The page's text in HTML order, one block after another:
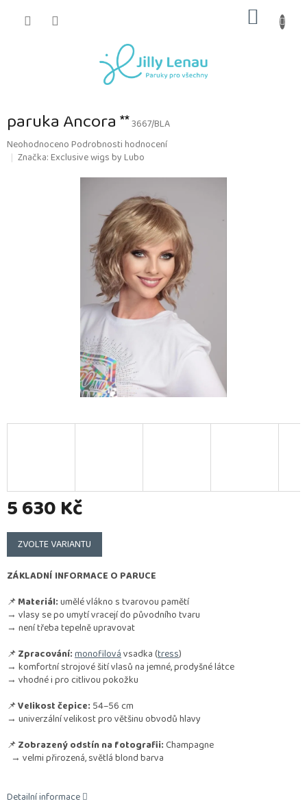
KOŠÍK
paruka Ancora **3667/BLA
Průměrné
hodnocení
NeohodnocenoPodrobnosti hodnocení
Značka:Exclusive wigs by Lubo
5 630 Kč
Měrná
cena:
ZVOLTE VARIANTU
ZÁKLADNÍ INFORMACE O PARUCE
📌Materiál:umělé vlákno s tvarovou pamětí
→ vlasy se po umytí vracejí do původního tvaru
→ není třeba tepelně upravovat
📌Zpracování:monofilovávsadka (tress)
→ komfortní strojové šití vlasů na jemné, prodyšné látce
→ vhodné i pro citlivou pokožku
📌Velikost čepice: 54–56 cm
→ univerzální velikost pro většinu obvodů hlavy
📌Zobrazený odstín na fotografii: Champagne
→ velmi přirozená, světlá blond barva
Detailní informace